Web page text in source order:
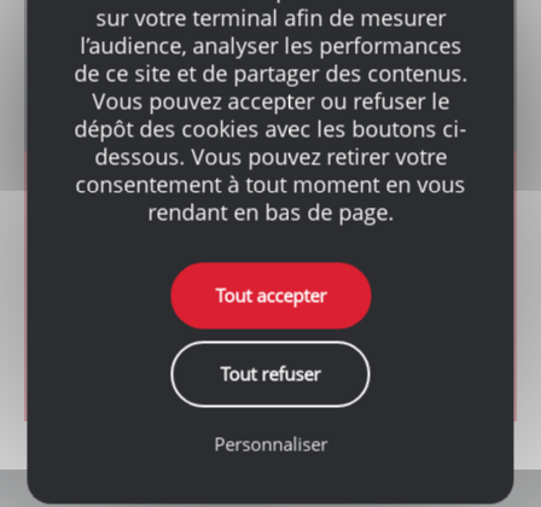
Demandez un devis
CONTACT
Formulaire de contact
sur votre terminal afin de mesurer
l’audience, analyser les performances
de ce site et de partager des contenus.
Vous pouvez accepter ou refuser le
dépôt des cookies avec les boutons ci-
dessous. Vous pouvez retirer votre
consentement à tout moment en vous
rendant en bas de page.
Tout accepter
Tout refuser
Personnaliser